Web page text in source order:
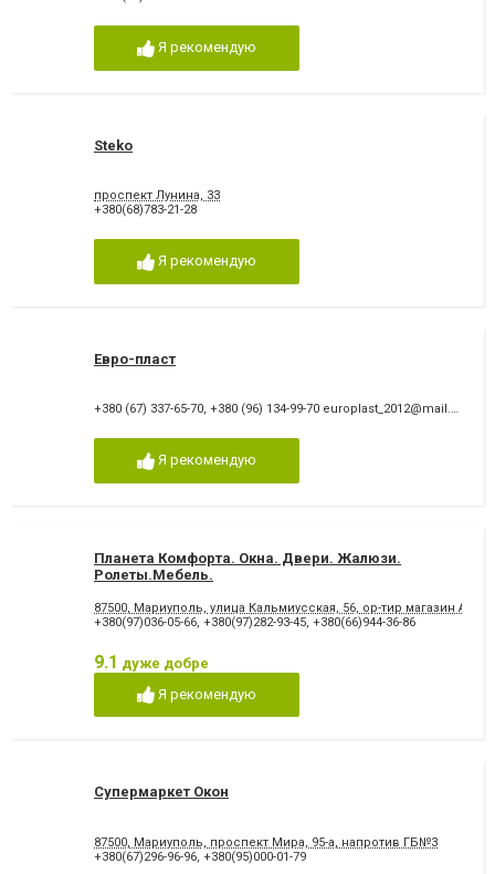
Я рекомендую
Steko
проспект Лунина, 33
+380(68)783-21-28
Я рекомендую
Евро-пласт
+380 (67) 337-65-70, +380 (96) 134-99-70 europlast_2012@mail.ru
Я рекомендую
Планета Комфорта. Окна. Двери. Жалюзи.
Ролеты.Мебель.
87500, Мариуполь, улица Кальмиусская, 56, ор-тир магазин
+380(97)036-05-66, +380(97)282-93-45, +380(66)944-36-86
9.1 дуже добре
Я рекомендую
Супермаркет Окон
87500, Мариуполь, проспект Мира, 95-а, напротив ГБ№3
+380(67)296-96-96 +380(95)000-01-79